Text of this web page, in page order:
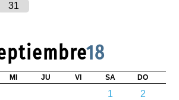
31
18
MI JU VI SA DO
1
2